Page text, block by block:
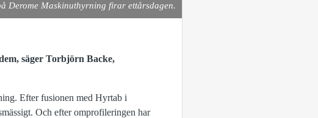
Derome Maskinuthyrning firar ettårsdagen.
säger Torbjörn Backe,
Efter fusionen med Hyrtab i
Och efter omprofileringen har